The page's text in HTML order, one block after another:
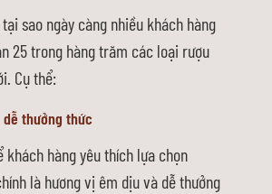
sao ngày càng nhiều khách hàng
25 trong hàng trăm các loại rượu
Cụ thể:
thưởng thức
khách hàng yêu thích lựa chọn
là hương vị êm dịu và dễ thưởng